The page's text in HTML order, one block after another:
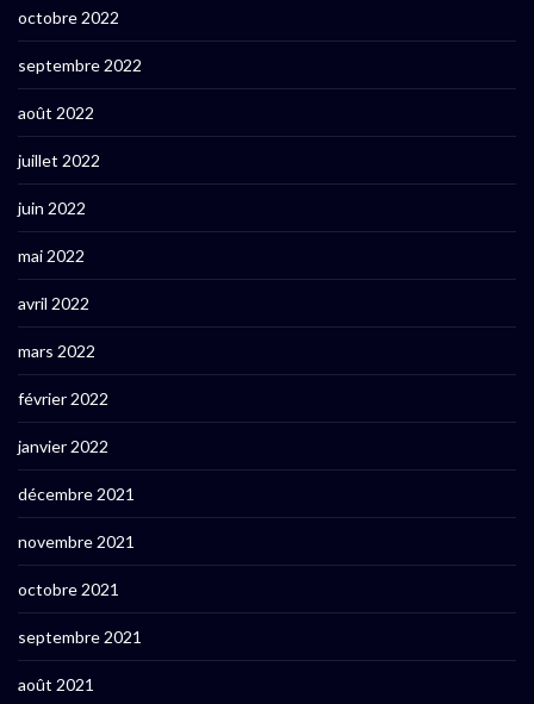
octobre 2022
septembre 2022
août 2022
juillet 2022
juin 2022
mai 2022
avril 2022
mars 2022
février 2022
janvier 2022
décembre 2021
novembre 2021
octobre 2021
septembre 2021
août 2021